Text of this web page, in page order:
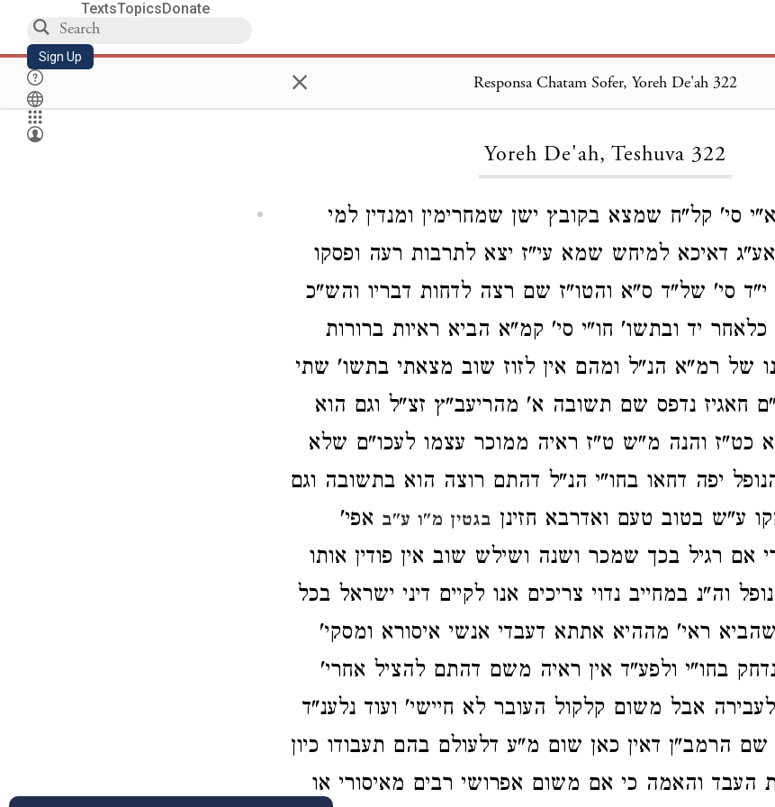
TextsTopicsDonate
Sign Up × Responsa Chatam Sofer, Yoreh De'ah 322
Yoreh De'ah, Teshuva 322
סי' קל"ח שמצא בקובץ ישן שמחרימין ומנדין למי
אע"ג דאיכא למיחש שמא עי"ז יצא לתרבות רעה ופסקו
סי' של"ד ס"א והטו"ז שם רצה לדחות דבריו והש"כ
יד ובתשו' חו"י סי' קמ"א הביא ראיות ברורות
של רמ"א הנ"ל ומהם אין לזוז שוב מצאתי בתשו' שתי
חאגיז נדפס שם תשובה א' מהריעב"ץ זצ"ל וגם הוא
כט"ז והנה מ"ש ט"ז ראיה ממוכר עצמו לעכו"ם שלא
יפה דחאו בחו"י הנ"ל דהתם רוצה הוא בתשובה וגם
ע"ש בטוב טעם ואדרבא חזינן בגטין מ"ו ע"ב אפי'
אם רגיל בכך שמכר ושנה ושילש שוב אין פודין אותו
וה"נ במחייב נדוי צריכים אנו לקיים דיני ישראל בכל
ראי' מההיא אתתא דעבדי אנשי איסורא ומסקי'
בחו"י ולפע"ד אין ראיה משם דהתם להציל אחרי'
אבל משום קלקול העובר לא חיישי' ועוד נלענ"ד
שם הרמב"ן דאין כאן שום מ"ע דלעולם בהם תעבודו כיון
העבד והאמה כי אם משום אפרושי רבים מאיסורי או